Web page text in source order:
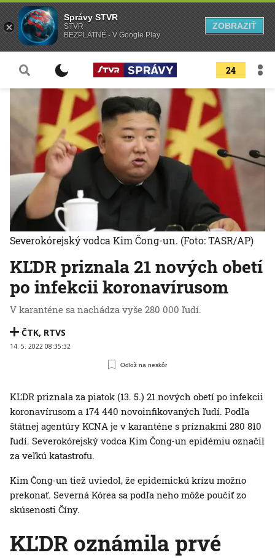
24
KĽDR priznala 21 nových obetí
po infekcii koronavírusom
V karanténe sa nachádza vyše 280 000 ľudí.
ČTK, RTVS
14. 5. 2022 08:35:32
Odlož na neskôr
Severokórejský vodca Kim Čong-un. (Foto: TASR/AP)
KĽDR priznala za piatok (13. 5.) 21 nových obetí po infekcii
koronavírusom a 174 440 novoinfikovaných ľudí. Podľa
štátnej agentúry KCNA je v karanténe s príznakmi 280 810
ľudí. Severokórejský vodca Kim Čong-un epidémiu označil
za veľkú katastrofu.
Kim Čong-un tiež uviedol, že epidemickú krízu možno
prekonať. Severná Kórea sa podľa neho môže poučiť zo
skúsenosti Číny.
KĽDR oznámila prvé
Správy STVR
STVR
BEZPLATNÉ - V Google Play
ZOBRAZIŤ